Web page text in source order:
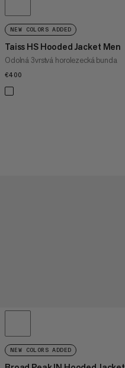
NEW COLORS ADDED
Taiss HS Hooded Jacket Men
Odolná 3vrstvá horolezecká bunda
€400
NEW COLORS ADDED